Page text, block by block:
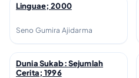
Linguae; 2000
Seno Gumira Ajidarma
Dunia Sukab: Sejumlah
Cerita; 1996